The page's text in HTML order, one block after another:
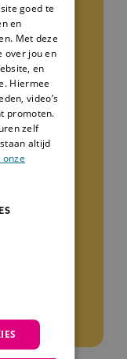
goed te
en
Met deze
over jou en
en
Hiermee
video’s
promoten.
zelf
altijd